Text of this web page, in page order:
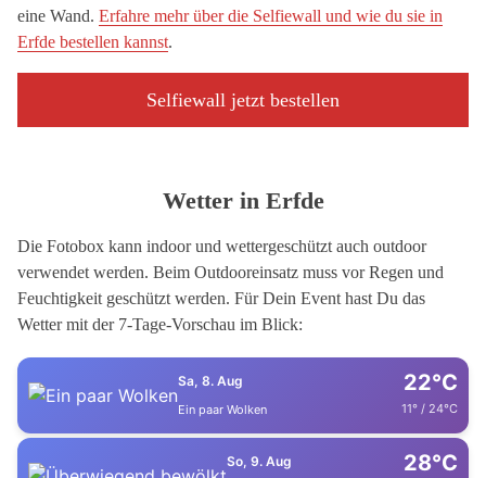
eine Wand. Erfahre mehr über die Selfiewall und wie du sie in
Erfde bestellen kannst.
Selfiewall jetzt bestellen
Wetter in Erfde
Die Fotobox kann indoor und wettergeschützt auch outdoor
verwendet werden. Beim Outdooreinsatz muss vor Regen und
Feuchtigkeit geschützt werden. Für Dein Event hast Du das
Wetter mit der 7-Tage-Vorschau im Blick:
Sa, 8. Aug
Ein paar Wolken
22°C
11° / 24°C
So, 9. Aug 28°C